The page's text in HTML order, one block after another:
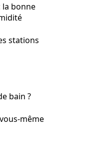
la bonne
stations
bain ?
même